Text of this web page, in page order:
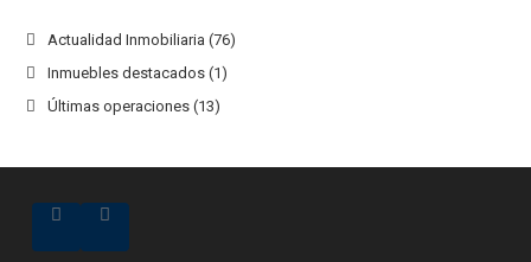
Actualidad Inmobiliaria (76)
Inmuebles destacados (1)
Últimas operaciones (13)